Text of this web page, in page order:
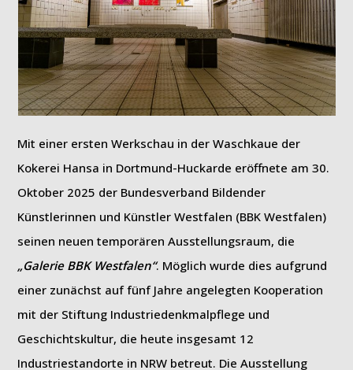
Mit einer ersten Werkschau in der Waschkaue der
Kokerei Hansa in Dortmund-Huckarde eröffnete am 30.
Oktober 2025 der Bundesverband Bildender
Künstlerinnen und Künstler Westfalen (BBK Westfalen)
seinen neuen temporären Ausstellungsraum, die
„Galerie BBK Westfalen“. Möglich wurde dies aufgrund
einer zunächst auf fünf Jahre angelegten Kooperation
mit der Stiftung Industriedenkmalpflege und
Geschichtskultur, die heute insgesamt 12
Industriestandorte in NRW betreut. Die Ausstellung